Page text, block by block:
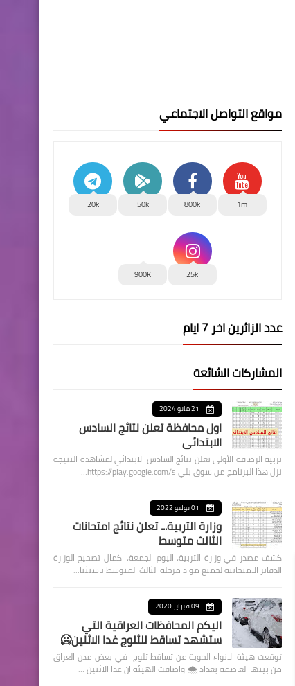
مواقع التواصل الاجتماعي
1m
800k
50k
20k
25k
900K
عدد الزائرين اخر 7 ايام
المشاركات الشائعة
21 مايو 2024
اول محافظة تعلن نتائج السادس
الابتدائي
تربية الرصافة الأولى تعلن نتائج السادس الابتدائي لمشاهدة النتيجة
نزل هذا البرنامج من سوق بلي https://play.google.com/s…
01 يوليو 2022
وزارة التربية... تعلن نتائج امتحانات
الثالث متوسط
كشف مصدر في وزارة التربية، اليوم الجمعة، اكمال تصحيح الوزارة
الدفاتر الامتحانية لجميع مواد مرحلة الثالث المتوسط باستثنا…
09 فبراير 2020
اليكم المحافظات العراقية التي
ستشهد تساقط للثلوج غدا الاثنين🥶
توقعت هيئة الانواء الجوية عن تساقط ثلوج في بعض مدن العراق
من بينها العاصمة بغداد ⁦🌨️⁩ واضافت الهيئة ان غدا الاثنين …